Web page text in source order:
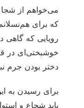
می‌خواهم از
که برای
رویایی که
خوشبختی‌ای در
دختر بودن جرم
برای رسیدن به
باید شجاع و